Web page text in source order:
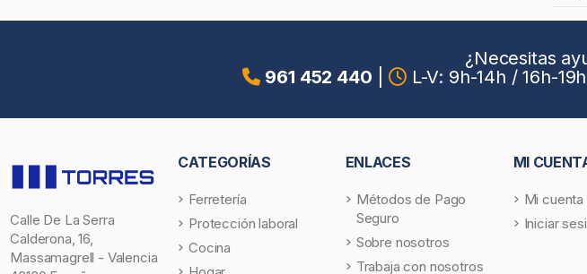
¿Necesitas
961 452 440
L-V: 9h-14h / 16h-19h
Calle De La Serra
Calderona, 16,
Massamagrell - Valencia
CATEGORÍAS
Ferretería
Protección laboral
Cocina
ENLACES
Métodos de Pago
Seguro
Sobre nosotros
Trabaja con nosotros
MI
Mi cuenta
Iniciar